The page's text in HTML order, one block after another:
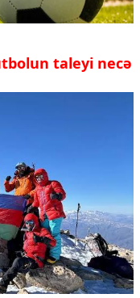
taleyi necə